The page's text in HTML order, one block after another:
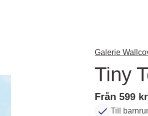
Galerie
Tiny
Från 599
Till